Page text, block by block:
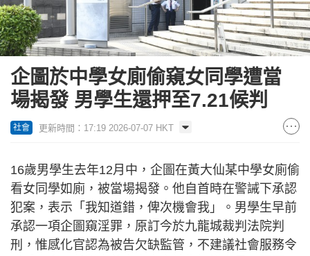
企圖於中學女廁偷窺女同學遭當
場揭發 男學生還押至7.21候判
社會 更新時間：17:19 2026-07-07 HKT
16歲男學生去年12月中，企圖在黃大仙某中學女廁偷
看女同學如廁，被當場揭發。他自首時在警誡下承認
犯案，表示「我知道錯，俾次機會我」。男學生早前
承認一項企圖窺淫罪，原訂今於九龍城裁判法院判
刑，惟感化官認為被告欠缺監管，不建議社會服務令